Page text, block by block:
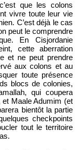
que les colons
vivre toute leur vie
C’est déjà le cas
peut le comprendre
En Cisjordanie
cette aberration
et ne peut prendre
aux colons et au
toute présence
blocs de colonies,
qui coupera
et Maale Adumim (et
bientôt la partie
checkpoints
tout le territoire